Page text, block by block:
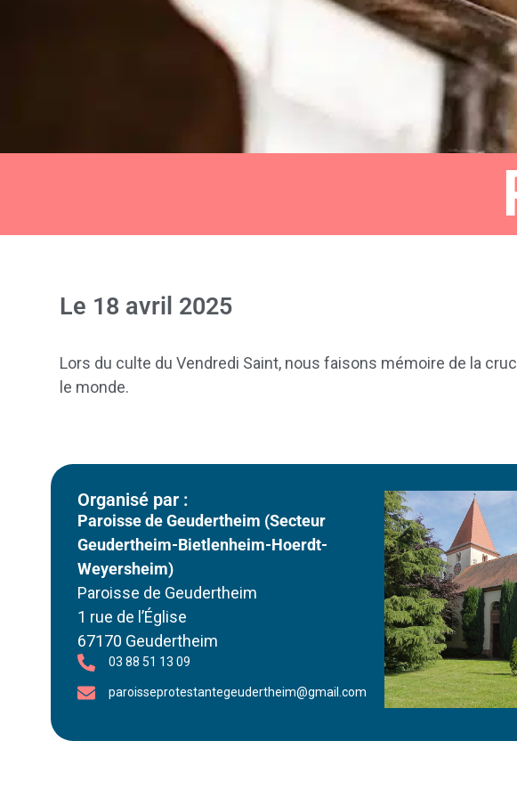
Le 18 avril 2025
Lors du culte du Vendredi Saint, nous faisons mémoire de la
le monde.
Organisé par :
Paroisse de Geudertheim (Secteur
Geudertheim-Bietlenheim-Hoerdt-
Weyersheim)
Paroisse de Geudertheim
1 rue de l’Église
67170 Geudertheim
03 88 51 13 09
paroisseprotestantegeudertheim@gmail.com